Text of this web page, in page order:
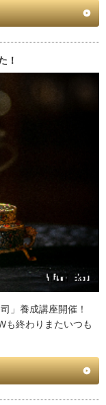
！
」養成講座開催！
終わりまたいつも